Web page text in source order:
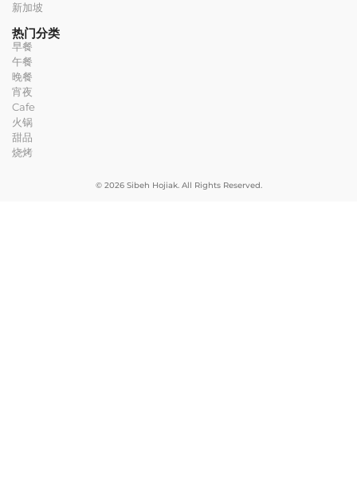
新加坡
热门分类
早餐
午餐
晚餐
宵夜
Cafe
火锅
甜品
烧烤
© 2026 Sibeh Hojiak. All Rights Reserved.